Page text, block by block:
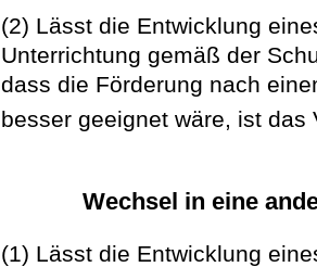
(2) Lässt die Entwicklung
Unterrichtung gemäß der
dass die Förderung nach
besser geeignet wäre, ist
Wechsel in eine
(1) Lässt die Entwicklung